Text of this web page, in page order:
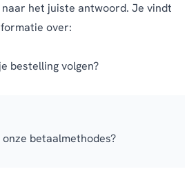
het juiste antwoord. Je vindt
over:
bestelling volgen?
betaalmethodes?